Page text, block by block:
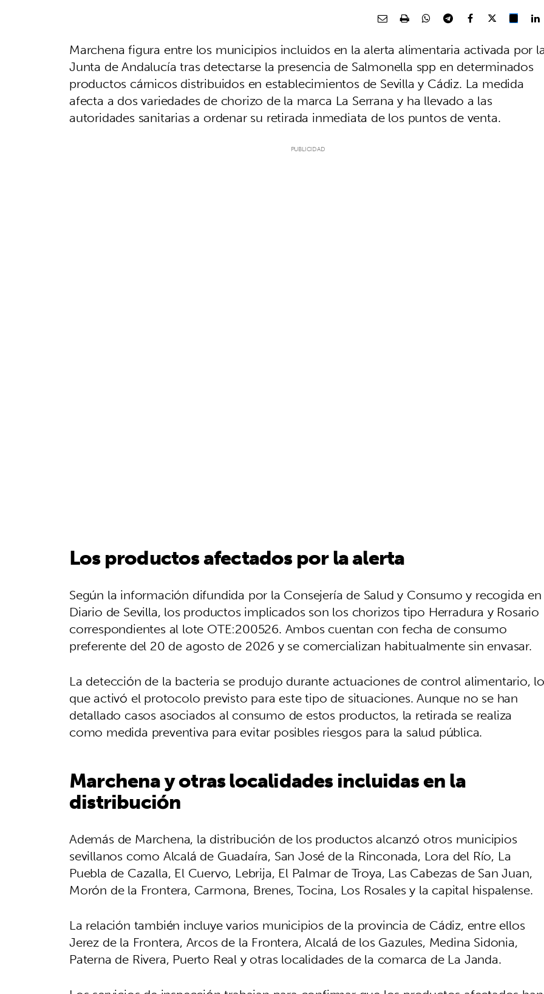
Marchena figura entre los municipios incluidos en la alerta alimentaria activada por
Junta de Andalucía tras detectarse la presencia de Salmonella spp en determinados
productos cárnicos distribuidos en establecimientos de Sevilla y Cádiz. La medida
afecta a dos variedades de chorizo de la marca La Serrana y ha llevado a las
autoridades sanitarias a ordenar su retirada inmediata de los puntos de venta.
Los productos afectados por la alerta
Según la información difundida por la Consejería de Salud y Consumo y recogida en
Diario de Sevilla, los productos implicados son los chorizos tipo Herradura y Rosario
correspondientes al lote OTE:200526. Ambos cuentan con fecha de consumo
preferente del 20 de agosto de 2026 y se comercializan habitualmente sin envasar.
La detección de la bacteria se produjo durante actuaciones de control alimentario, lo
que activó el protocolo previsto para este tipo de situaciones. Aunque no se han
detallado casos asociados al consumo de estos productos, la retirada se realiza
como medida preventiva para evitar posibles riesgos para la salud pública.
Marchena y otras localidades incluidas en la
distribución
Además de Marchena, la distribución de los productos alcanzó otros municipios
sevillanos como Alcalá de Guadaíra, San José de la Rinconada, Lora del Río, La
Puebla de Cazalla, El Cuervo, Lebrija, El Palmar de Troya, Las Cabezas de San Juan,
Morón de la Frontera, Carmona, Brenes, Tocina, Los Rosales y la capital hispalense.
La relación también incluye varios municipios de la provincia de Cádiz, entre ellos
Jerez de la Frontera, Arcos de la Frontera, Alcalá de los Gazules, Medina Sidonia,
Paterna de Rivera, Puerto Real y otras localidades de la comarca de La Janda.